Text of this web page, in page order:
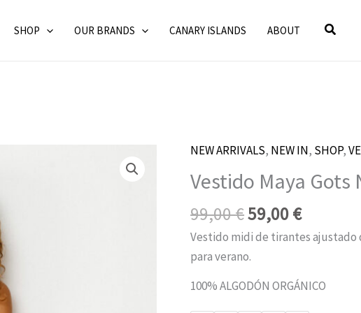
SHOP OUR BRANDS CANARY ISLANDS ABOUT Buscar
NEW ARRIVALS, NEW IN, SHOP,
Vestido Maya Gots
99,00€
El
precio
original
era:
99,00 €.
59,00€
El
precio
actual
es:
59,00 €.
Vestido midi de tirantes
para verano.
100% ALGODÓN ORGÁNICO
Vestido
Maya
Gots
Negro
by
SKFK